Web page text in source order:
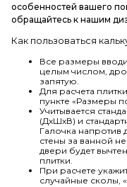
особенностей вашего
обращайтесь к нашим
Как пользоваться
Все размеры
целым числом,
запятую.
Для расчета
пункте «Размеры
Учитывается
(ДхШхВ) и
Галочка напротив
стены за ванной
двери будет
плитки.
При расчете
случайные сколы,